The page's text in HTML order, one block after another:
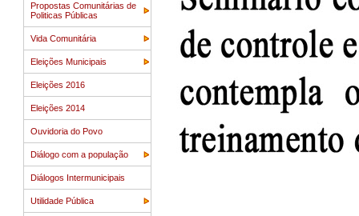
Propostas Comunitárias de
Politicas Públicas
Vida Comunitária
Eleições Municipais
Eleições 2016
Eleições 2014
Ouvidoria do Povo
Diálogo com a população
Diálogos Intermunicipais
Utilidade Pública